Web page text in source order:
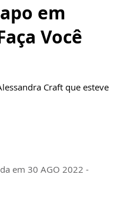
em
Você
Craft que esteve
em 30 AGO 2022 -